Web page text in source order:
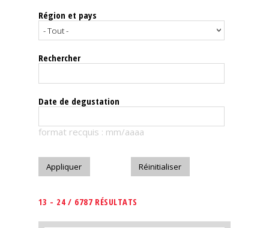
dégustation
Le
magazine
Télécharger
Région et pays
Rechercher
Date de degustation
format recquis : mm/aaaa
13 - 24 / 6787 RÉSULTATS